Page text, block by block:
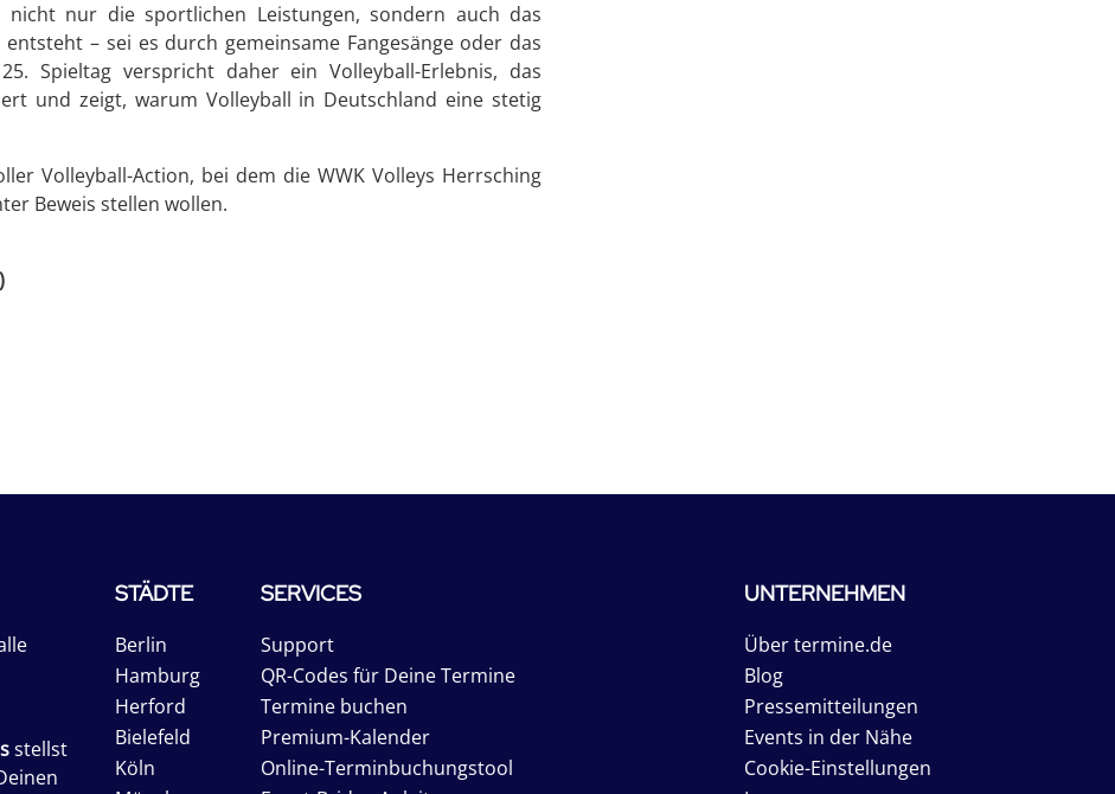
nur die sportlichen Leistungen, sondern auch das
– sei es durch gemeinsame Fangesänge oder das
Spieltag verspricht daher ein Volleyball-Erlebnis, das
und zeigt, warum Volleyball in Deutschland eine stetig
Volleyball-Action, bei dem die WWK Volleys Herrsching
Beweis stellen wollen.
stellst
STÄDTE
Berlin
Hamburg
Herford
Bielefeld
Köln
SERVICES
Support
QR-Codes für Deine Termine
Termine buchen
Premium-Kalender
Online-Terminbuchungstool
UNTERNEHMEN
Über termine.de
Blog
Pressemitteilungen
Events in der Nähe
Cookie-Einstellungen